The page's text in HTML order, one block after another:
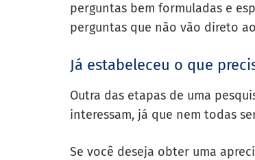
perguntas bem formuladas e
perguntas que não vão direto
Já estabeleceu o que
Outra das etapas de uma
interessam, já que nem todas
Se você deseja obter uma